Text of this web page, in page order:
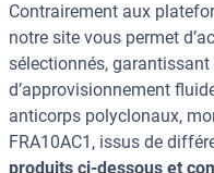
Contrairement aux
notre site vous permet
sélectionnés,
d’approvisionnement
anticorps polyclonaux,
FRA10AC1, issus de
produits ci-dessous et